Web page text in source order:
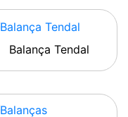
Balança Tendal